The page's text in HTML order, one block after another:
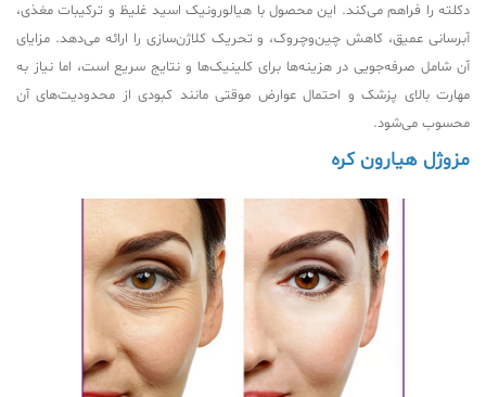
دکلته را فراهم می‌کند. این محصول با هیالورونیک اسید غلیظ و ترکیبات مغذی،
آبرسانی عمیق، کاهش چین‌وچروک، و تحریک کلاژن‌سازی را ارائه می‌دهد. مزایای
آن شامل صرفه‌جویی در هزینه‌ها برای کلینیک‌ها و نتایج سریع است، اما نیاز به
مهارت بالای پزشک و احتمال عوارض موقتی مانند کبودی از محدودیت‌های آن
محسوب می‌شود.
مزوژل هیارون کره